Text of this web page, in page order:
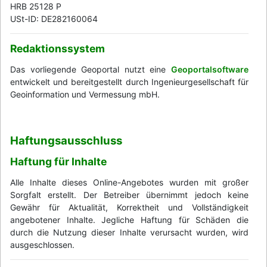
HRB 25128 P
USt-ID: DE282160064
Redaktionssystem
Das vorliegende Geoportal nutzt eine Geoportalsoftware
entwickelt und bereitgestellt durch Ingenieurgesellschaft für
Geoinformation und Vermessung mbH.
Haftungsausschluss
Haftung für Inhalte
Alle Inhalte dieses Online-Angebotes wurden mit großer
Sorgfalt erstellt. Der Betreiber übernimmt jedoch keine
Gewähr für Aktualität, Korrektheit und Vollständigkeit
angebotener Inhalte. Jegliche Haftung für Schäden die
durch die Nutzung dieser Inhalte verursacht wurden, wird
ausgeschlossen.